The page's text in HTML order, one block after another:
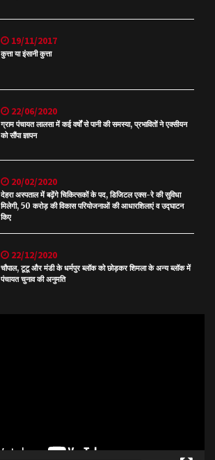
19/11/2017
कुत्ता या इंसानी कुत्ता
22/06/2020
ग्राम पंचायत लालसा में कई वर्षों से पानी की समस्या, प्रभावितों ने एक्सीयन
को सौंपा ज्ञापन
20/02/2020
देहरा अस्पताल में बढ़ेंगे चिकित्सकों के पद, डिजिटल एक्स-रे की सुविधा
मिलेगी, 50 करोड़ की विकास परियोजनाओं की आधारशिलाएं व उद्घाटन
किए
22/12/2020
चौपाल, टूटू और मंडी के धर्मपुर ब्लॉक को छोड़कर शिमला के अन्य ब्लॉक में
पंचायत चुनाव की अनुमति